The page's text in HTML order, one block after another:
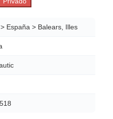
España > Balears, Illes